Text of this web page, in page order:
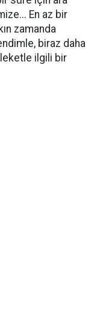
En az bir
zamanda
biraz daha
ilgili bir